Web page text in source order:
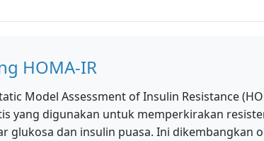
HOMA-IR
Model Assessment of Insulin Resistance
yang digunakan untuk memperkirakan
glukosa dan insulin puasa. Ini dikembangkan